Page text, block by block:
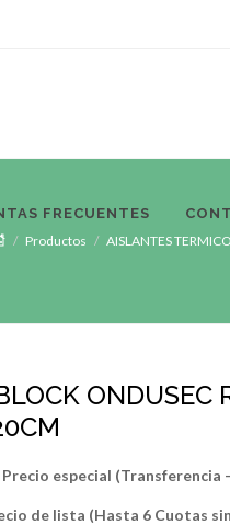
FRECUENTES
Productos AISLANTES
ONDUSEC
Precio especial (Transferencia
de lista (Hasta 6 Cuotas